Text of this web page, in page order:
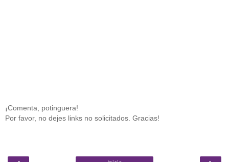
¡Comenta, potinguera!
Por favor, no dejes links no solicitados. Gracias!